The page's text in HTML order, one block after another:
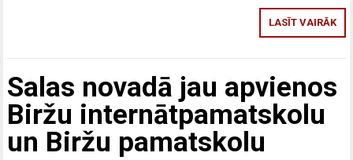
LASĪT VAIRĀK
Salas novadā jau apvienos
Biržu internātpamatskolu
un Biržu pamatskolu